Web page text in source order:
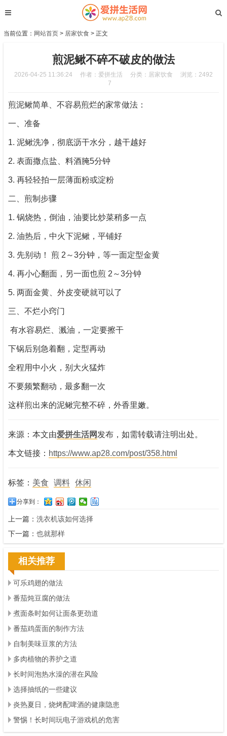
当前位置： 网站首页 > 居家饮食 > 正文
煎泥鳅不碎不破皮的做法
2026-04-25 11:36:24 作者：爱拼生活 分类： 居家饮食
浏览：2492
7
煎泥鳅简单、不容易煎烂的家常做法：
一、准备
1. 泥鳅洗净，彻底沥干水分，越干越好
2. 表面撒点盐、料酒腌5分钟
3. 再轻轻拍一层薄面粉或淀粉
二、煎制步骤
1. 锅烧热，倒油，油要比炒菜稍多一点
2. 油热后，中火下泥鳅，平铺好
3. 先别动！ 煎 2～3分钟，等一面定型金黄
4. 再小心翻面，另一面也煎 2～3分钟
5. 两面金黄、外皮变硬就可以了
三、不烂小窍门
有水容易烂、溅油，一定要擦干
下锅后别急着翻，定型再动
全程用中小火，别大火猛炸
不要频繁翻动，最多翻一次
这样煎出来的泥鳅完整不碎，外香里嫩。
来源：本文由爱拼生活网 发布，如需转载请注明出处。
本文链接： https://www.ap28.com/post/358.html
标签： 美食 调料 休闲
分享到：
上一篇： 洗衣机该如何选择
下一篇： 也就那样
相关推荐
可乐鸡翅的做法
番茄炖豆腐的做法
煮面条时如何让面条更劲道
番茄鸡蛋面的制作方法
自制美味豆浆的方法
多肉植物的养护之道
长时间泡热水澡的潜在风险
选择抽纸的一些建议
炎热夏日，烧烤配啤酒的健康隐患
警惕！长时间玩电子游戏机的危害